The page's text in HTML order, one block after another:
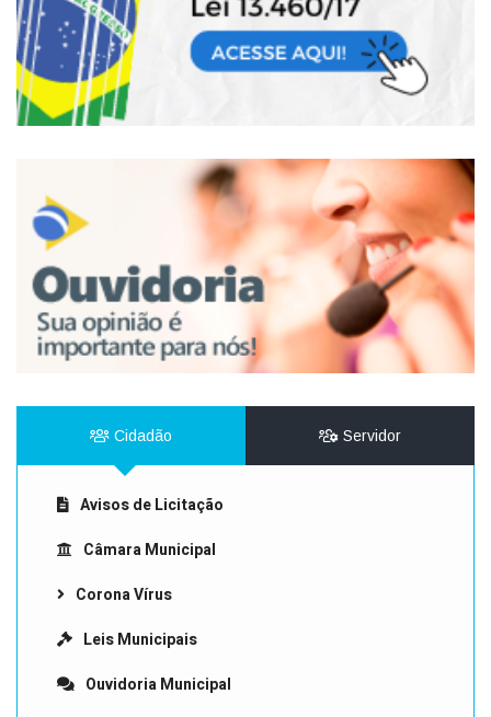
Cidadão Servidor
Avisos de Licitação
Câmara Municipal
Corona Vírus
Leis Municipais
Ouvidoria Municipal